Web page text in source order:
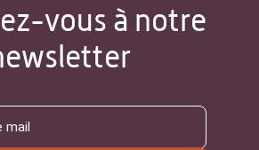
vous à notre